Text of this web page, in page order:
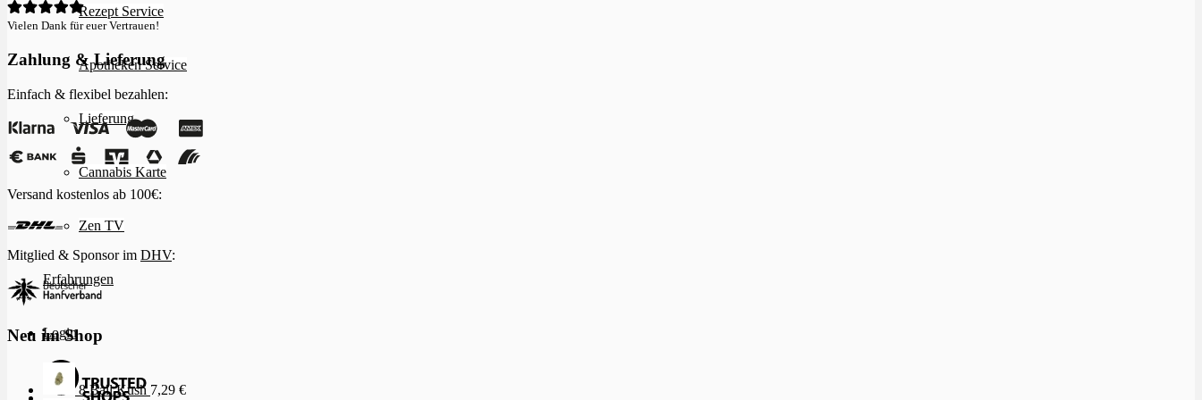
Rezept Service
Apotheken Service
Lieferung
Cannabis Karte
Zen TV
Erfahrungen
Login
Vielen Dank für euer Vertrauen!
Zahlung & Lieferung
Einfach & flexibel bezahlen:
Versand kostenlos ab 100€:
Mitglied & Sponsor im DHV:
Neu im Shop
8 Ball Kush 7,29 €